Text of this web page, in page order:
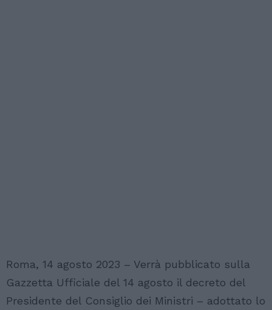
Roma, 14 agosto 2023 – Verrà pubblicato sulla
Gazzetta Ufficiale del 14 agosto il decreto del
Presidente del Consiglio dei Ministri – adottato lo